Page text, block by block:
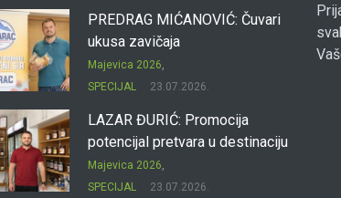
PREDRAG MIĆANOVIĆ: Čuvari
ukusa zavičaja
Majevica 2026
SPECIJAL
23.07.2026.
LAZAR ĐURIĆ: Promocija
potencijal pretvara u destinaciju
Majevica 2026
SPECIJAL
23.07.2026.